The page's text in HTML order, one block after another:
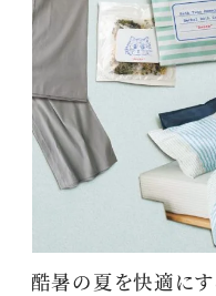
酷暑の夏を快適にす